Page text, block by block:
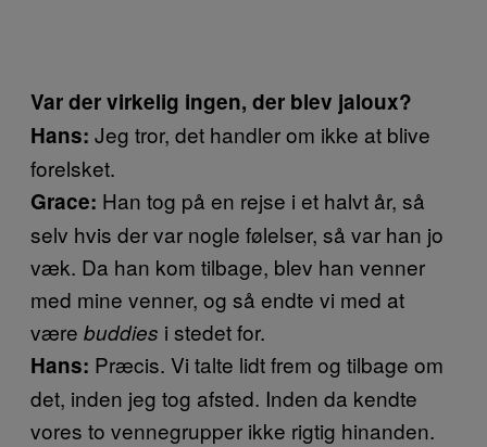
Var der virkelig ingen, der blev jaloux?
Hans: Jeg tror, det handler om ikke at blive
forelsket.
Grace: Han tog på en rejse i et halvt år, så
selv hvis der var nogle følelser, så var han jo
væk. Da han kom tilbage, blev han venner
med mine venner, og så endte vi med at
være buddies i stedet for.
Hans: Præcis. Vi talte lidt frem og tilbage om
det, inden jeg tog afsted. Inden da kendte
vores to vennegrupper ikke rigtig hinanden.